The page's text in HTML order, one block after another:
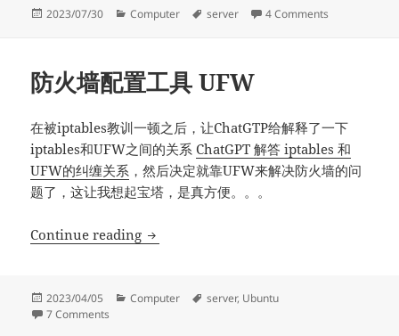
Posted
2023/07/30 Categories
Computer Tags
server 4 Comments
防火墙配置工具 UFW
在被iptables教训一顿之后，让ChatGTP给解释了一下
iptables和UFW之间的关系ChatGPT 解答 iptables 和
UFW的纠缠关系 ，然后决定就靠UFW来解决防火墙的问
题了，这让我想起宝塔，是真方便。。。
Continue reading 防火墙配置工具 UFW
Posted
on
2023/04/05 Categories
Computer Tags
server, Ubuntu
7 Comments